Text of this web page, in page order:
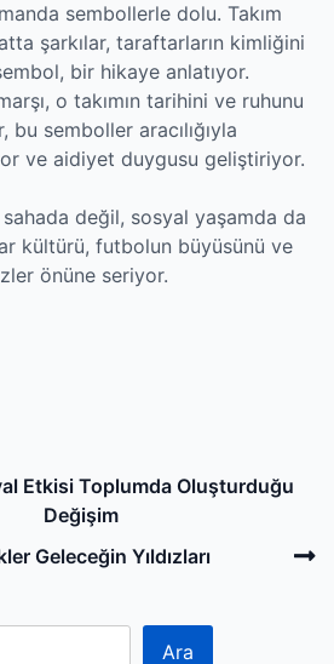
sembollerle dolu. Takım
şarkılar, taraftarların kimliğini
bir hikaye anlatıyor.
o takımın tarihini ve ruhunu
bu semboller aracılığıyla
ve aidiyet duygusu geliştiriyor.
değil, sosyal yaşamda da
kültürü, futbolun büyüsünü ve
önüne seriyor.
Etkisi Toplumda Oluşturduğu
Değişim
Geleceğin Yıldızları
Ara